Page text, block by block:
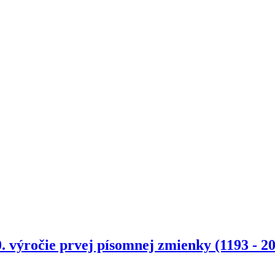
výročie prvej písomnej zmienky (1193 -